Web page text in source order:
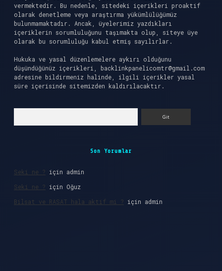
vermektedir. Bu nedenle, sitedeki içerikleri proaktif
olarak denetleme veya araştırma yükümlülüğümüz
bulunmamaktadır. Ancak, üyelerimiz yazdıkları
içeriklerin sorumluluğunu taşımakta olup, siteye üye
olarak bu sorumluluğu kabul etmiş sayılırlar.
Hukuka ve yasal düzenlemelere aykırı olduğunu
düşündüğünüz içerikleri, backlinkpanelicomtr@gmail.com
adresine bildirmeniz halinde, ilgili içerikler yasal
süre içerisinde sitemizden kaldırılacaktır.
Son Yorumlar
Seki ne ? için admin
Seki ne ? için Oğuz
Bilsat ve RASAT hala aktif mi ? için admin